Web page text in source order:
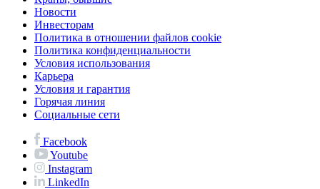
Новости
Инвесторам
Политика в отношении файлов cookie
Политика конфиденциальности
Условия использования
Карьера
Условия и гарантия
Горячая линия
Социальные сети
Facebook
Youtube
Instagram
LinkedIn